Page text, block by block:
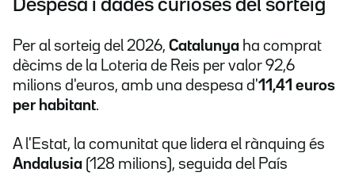
Despesa i dades curioses del sorteig
Per al sorteig del 2026, Catalunya ha comprat
dècims de la Loteria de Reis per valor 92,6
milions d'euros, amb una despesa d'11,41 euros
per habitant.
A l'Estat, la comunitat que lidera el rànquing és
Andalusia (128 milions), seguida del País